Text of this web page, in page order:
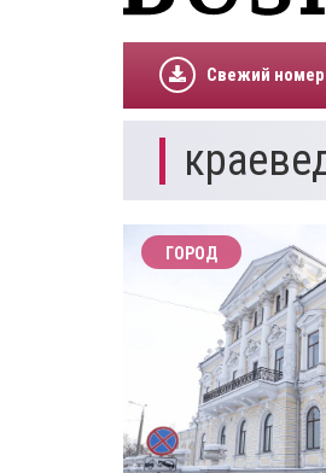
Свежий номер
ГОРОД